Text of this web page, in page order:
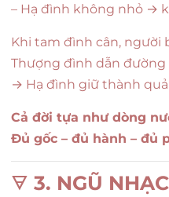
– Hạ đình không nhỏ →
Khi tam đình cân, người
Thượng đình dẫn
→ Hạ đình giữ thành
Cả đời tựa như dòng
Đủ gốc – đủ hành – đủ
🜃 3. NGŨ